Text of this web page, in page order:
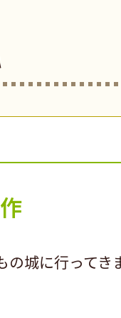
の城に行ってき